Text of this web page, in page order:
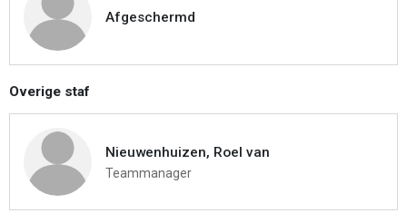
Afgeschermd
Overige staf
Nieuwenhuizen, Roel van
Teammanager